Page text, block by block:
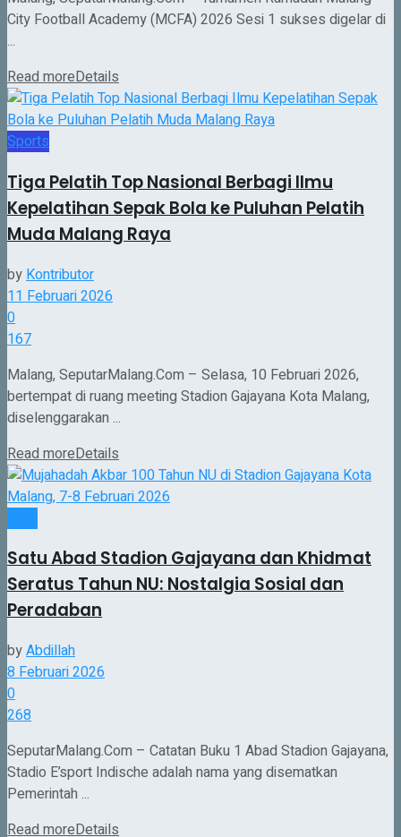
City Football Academy (MCFA) 2026 Sesi 1 sukses digelar di
...
Read moreDetails
Sports
Tiga Pelatih Top Nasional Berbagi Ilmu
Kepelatihan Sepak Bola ke Puluhan Pelatih
Muda Malang Raya
by Kontributor
11 Februari 2026
0
167
Malang, SeputarMalang.Com – Selasa, 10 Februari 2026,
bertempat di ruang meeting Stadion Gajayana Kota Malang,
diselenggarakan ...
Read moreDetails
Satu Abad Stadion Gajayana dan Khidmat
Seratus Tahun NU: Nostalgia Sosial dan
Peradaban
byAbdillah
8 Februari 2026
0
268
SeputarMalang.Com – Catatan Buku 1 Abad Stadion Gajayana,
Stadio E’sport Indische adalah nama yang disematkan
Pemerintah ...
Read moreDetails